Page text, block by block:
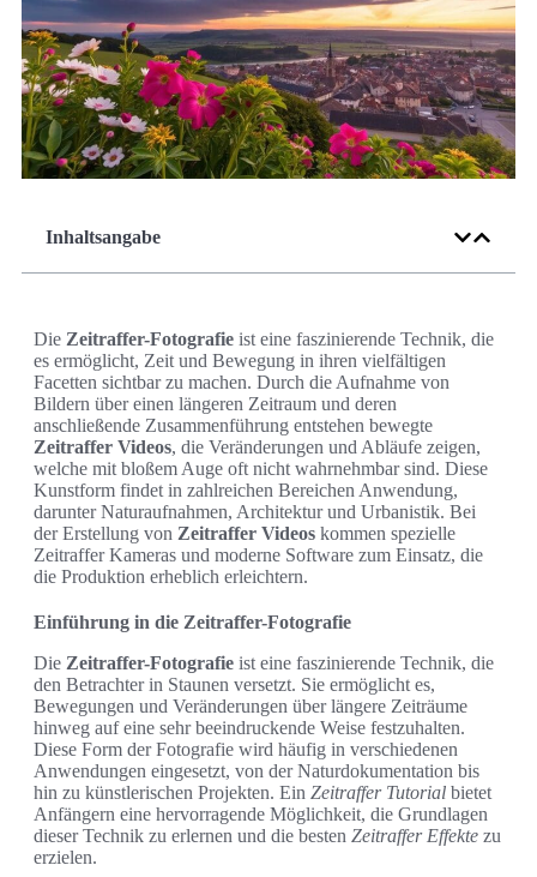
Inhaltsangabe
Die Zeitraffer-Fotografie ist eine faszinierende Technik, die
es ermöglicht, Zeit und Bewegung in ihren vielfältigen
Facetten sichtbar zu machen. Durch die Aufnahme von
Bildern über einen längeren Zeitraum und deren
anschließende Zusammenführung entstehen bewegte
Zeitraffer Videos, die Veränderungen und Abläufe zeigen,
welche mit bloßem Auge oft nicht wahrnehmbar sind. Diese
Kunstform findet in zahlreichen Bereichen Anwendung,
darunter Naturaufnahmen, Architektur und Urbanistik. Bei
der Erstellung von Zeitraffer Videos kommen spezielle
Zeitraffer Kameras und moderne Software zum Einsatz, die
die Produktion erheblich erleichtern.
Einführung in die Zeitraffer-Fotografie
Die Zeitraffer-Fotografie ist eine faszinierende Technik, die
den Betrachter in Staunen versetzt. Sie ermöglicht es,
Bewegungen und Veränderungen über längere Zeiträume
hinweg auf eine sehr beeindruckende Weise festzuhalten.
Diese Form der Fotografie wird häufig in verschiedenen
Anwendungen eingesetzt, von der Naturdokumentation bis
hin zu künstlerischen Projekten. Ein Zeitraffer Tutorial bietet
Anfängern eine hervorragende Möglichkeit, die Grundlagen
dieser Technik zu erlernen und die besten Zeitraffer Effekte zu
erzielen.